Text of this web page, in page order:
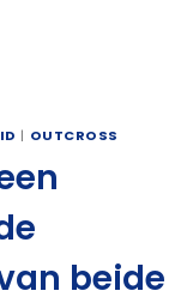
| OUTCROSS
beide